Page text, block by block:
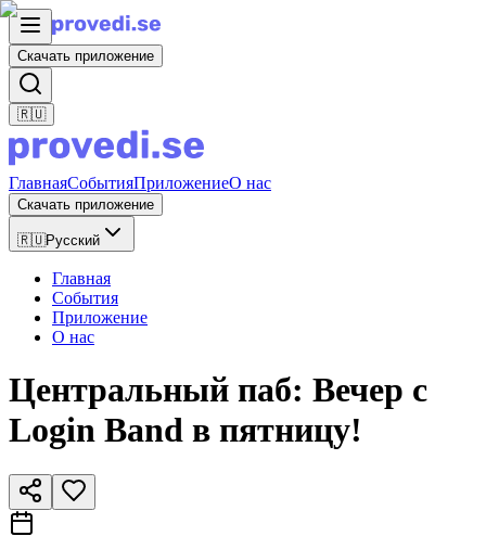
Скачать приложение
🇷🇺
ГлавнаяСобытияПриложениеО нас
Скачать приложение
🇷🇺Русский
Главная
События
Приложение
О нас
Центральный паб: Вечер с
Login Band в пятницу!